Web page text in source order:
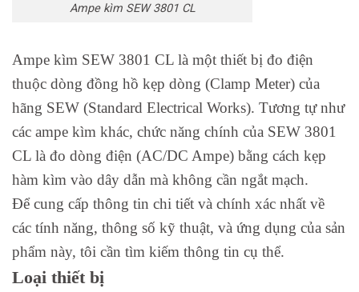
Ampe kìm SEW 3801 CL
Ampe kìm SEW 3801 CL là một thiết bị đo điện
thuộc dòng đồng hồ kẹp dòng (Clamp Meter) của
hãng SEW (Standard Electrical Works). Tương tự như
các ampe kìm khác, chức năng chính của SEW 3801
CL là đo dòng điện (AC/DC Ampe) bằng cách kẹp
hàm kìm vào dây dẫn mà không cần ngắt mạch.
Để cung cấp thông tin chi tiết và chính xác nhất về
các tính năng, thông số kỹ thuật, và ứng dụng của sản
phẩm này, tôi cần tìm kiếm thông tin cụ thể.
Loại thiết bị